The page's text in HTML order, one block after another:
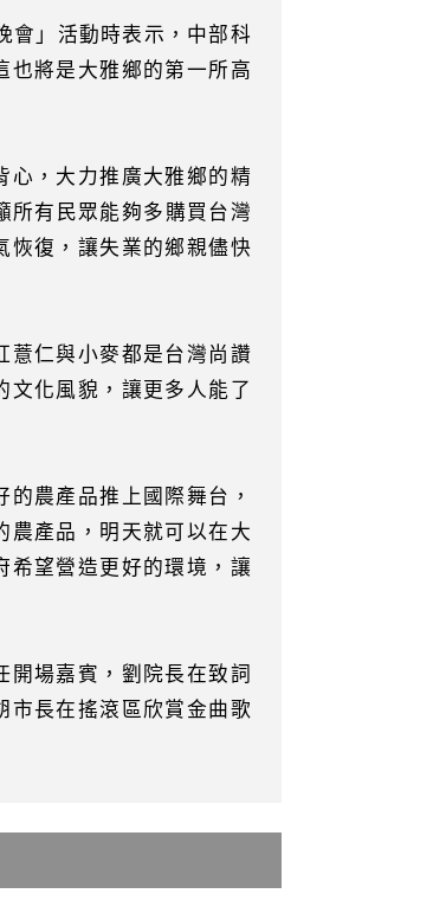
會」活動時表示，中部科
也將是大雅鄉的第一所高
心，大力推廣大雅鄉的精
所有民眾能夠多購買台灣
恢復，讓失業的鄉親儘快
薏仁與小麥都是台灣尚讚
文化風貌，讓更多人能了
農產品推上國際舞台，
農產品，明天就可以在大
希望營造更好的環境，讓
開場嘉賓，劉院長在致詞
市長在搖滾區欣賞金曲歌